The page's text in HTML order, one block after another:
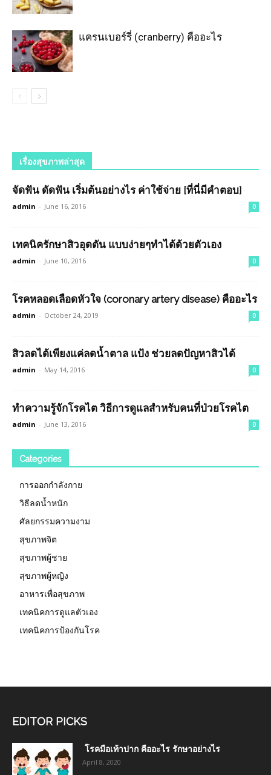
แครนเบอร์รี่ (cranberry) คืออะไร
เรื่องสุขภาพล่าสุด
จัดฟัน ดัดฟัน เริ่มต้นอย่างไร ค่าใช้จ่าย [ที่นี่มีคำตอบ]
admin - June 16, 2016 0
เทคนิครักษาสิวอุดตัน แบบง่ายๆทำได้ด้วยตัวเอง
admin - June 10, 2016 0
โรคหลอดเลือดหัวใจ (coronary artery disease) คืออะไร
admin - October 24, 2019 0
สิวลดได้เพียงแค่ลดน้ำตาล แป้ง ช่วยลดปัญหาสิวได้
admin - May 14, 2016 0
ทำความรู้จักโรคไต วิธีการดูแลสำหรับคนที่ป่วยโรคไต
admin - June 13, 2016 0
Categories
การออกกำลังกาย
วิธีลดน้ำหนัก
ศัลยกรรมความงาม
สุขภาพจิต
สุขภาพผู้ชาย
สุขภาพผู้หญิง
อาหารเพื่อสุขภาพ
เทคนิคการดูแลตัวเอง
เทคนิคการป้องกันโรค
EDITOR PICKS
โรคมือเท้าปาก คืออะไร รักษาอย่างไร
April 8, 2020